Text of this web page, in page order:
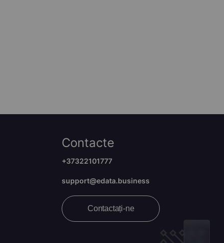
Contacte
+37322101777
support@edata.business
Contactați-ne